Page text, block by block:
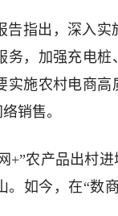
告指出，深入
务，加强充电
实施农村电商
销售。
+”农产品出村
。如今，在“数